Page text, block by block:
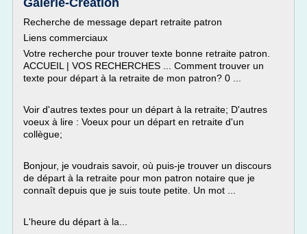
Galerie-Creation
Recherche de message depart retraite patron
Liens commerciaux
Votre recherche pour trouver texte bonne retraite patron.
ACCUEIL | VOS RECHERCHES ... Comment trouver un
texte pour départ à la retraite de mon patron? 0 ...
Voir d'autres textes pour un départ à la retraite; D'autres
voeux à lire : Voeux pour un départ en retraite d'un
collègue;
Bonjour, je voudrais savoir, où puis-je trouver un discours
de départ à la retraite pour mon patron notaire que je
connaît depuis que je suis toute petite. Un mot ...
L'heure du départ à la...